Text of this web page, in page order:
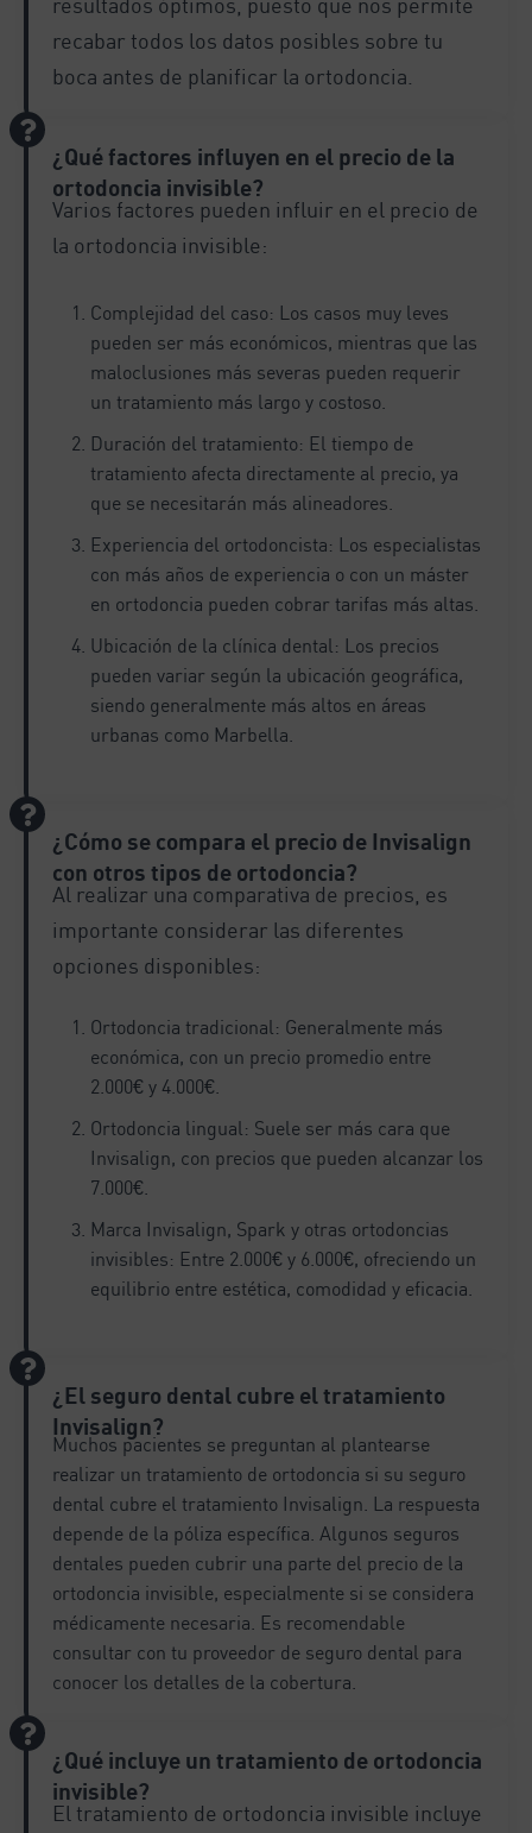
recabar todos los datos posibles sobre tu
boca antes de planificar la ortodoncia.
¿Qué factores influyen en el precio de la
ortodoncia invisible?
Varios factores pueden influir en el precio de
la ortodoncia invisible:
Complejidad del caso: Los casos muy leves
pueden ser más económicos, mientras que las
maloclusiones más severas pueden requerir
un tratamiento más largo y costoso.
Duración del tratamiento: El tiempo de
tratamiento afecta directamente al precio, ya
que se necesitarán más alineadores.
Experiencia del ortodoncista: Los especialistas
con más años de experiencia o con un máster
en ortodoncia pueden cobrar tarifas más altas.
Ubicación de la clínica dental: Los precios
pueden variar según la ubicación geográfica,
siendo generalmente más altos en áreas
urbanas como Marbella.
¿Cómo se compara el precio de Invisalign
con otros tipos de ortodoncia?
Al realizar una comparativa de precios, es
importante considerar las diferentes
opciones disponibles:
Ortodoncia tradicional: Generalmente más
económica, con un precio promedio entre
2.000€ y 4.000€.
Ortodoncia lingual: Suele ser más cara que
Invisalign, con precios que pueden alcanzar los
7.000€.
Marca Invisalign, Spark y otras ortodoncias
invisibles: Entre 2.000€ y 6.000€, ofreciendo un
equilibrio entre estética, comodidad y eficacia.
¿El seguro dental cubre el tratamiento
Invisalign?
Muchos pacientes se preguntan al plantearse
realizar un tratamiento de ortodoncia si su seguro
dental cubre el tratamiento Invisalign. La respuesta
depende de la póliza específica. Algunos seguros
dentales pueden cubrir una parte del precio de la
ortodoncia invisible, especialmente si se considera
médicamente necesaria. Es recomendable
consultar con tu proveedor de seguro dental para
conocer los detalles de la cobertura.
¿Qué incluye un tratamiento de ortodoncia
invisible?
El tratamiento de ortodoncia invisible incluye